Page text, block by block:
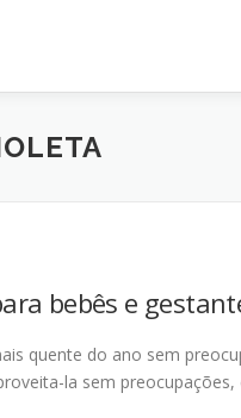
bebês e
quente do ano sem
la sem